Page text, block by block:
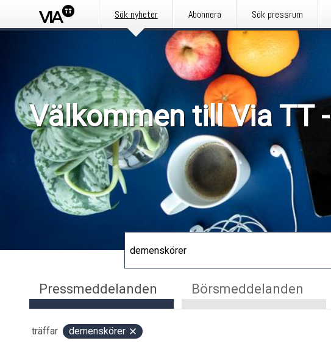
Sök nyheter Abonnera Sök pressrum
Välkommen till Via TT
Pressmeddelanden Börsmeddelanden
träffar demenskörer